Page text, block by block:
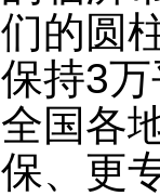
们的圆
保持3
全国各
保、更